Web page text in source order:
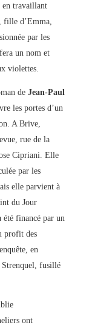
en travaillant
fille d’Emma,
par les
un nom et
violettes.
de Jean-Paul
les portes d’un
A Brive,
rue de la
Cipriani. Elle
par les
elle parvient à
du Jour
financé par un
profit des
en
Strenquel, fusillé
ont